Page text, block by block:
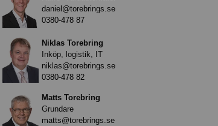
daniel@torebrings.se
0380-478 87
Niklas Torebring
Inköp, logistik, IT
niklas@torebrings.se
0380-478 82
Matts Torebring
Grundare
matts@torebrings.se